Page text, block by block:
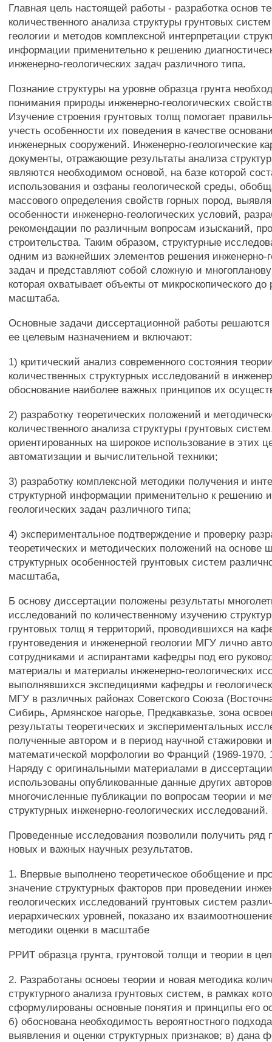
Главная цель настоящей работы - разработка основ
количественного анализа структуры грунтовых
геологии и методов комплексной интерпретации
информации применительно к решению
инженерно-геологических задач различного типа.
Познание структуры на уровне образца грунта
понимания природы инженерно-геологических
Изучение строения грунтовых толщ помогает
учесть особенности их поведения в качестве
инженерных сооружений. Инженерно-геологические
документы, отражающие результаты анализа
являются необходимом основой, на базе которой
использования и озфаны геологической среды,
массового определения свойств горных пород,
особенности инженерно-геологических условий,
рекомендации по различным вопросам изысканий,
строительства. Таким образом, структурные
одним из важнейших элементов решения инженерно-
задач и представляют собой сложную и
которая охватывает объекты от микроскопического до
масштаба.
Основные задачи диссертационной работы решаются
ее целевым назначением и включают:
1) критический анализ современного состояния
количественных структурных исследований в
обоснование наиболее важных принципов их
2) разработку теоретических положений и
количественного анализа структуры грунтовых
ориентированных на широкое использование в этих
автоматизации и вычислительной техники;
3) разработку комплексной методики получения и
структурной информации применительно к решению
геологических задач различного типа;
4) экспериментальное подтверждение и проверку
теоретических и методических положений на основе
структурных особенностей грунтовых систем
масштаба,
Б основу диссертации положены результаты
исследований по количественному изучению
грунтовых толщ я территорий, проводившихся на
грунтоведения и инженерной геологии МГУ лично
сотрудниками и аспирантами кафедры под его
материалы и материалы инженерно-геологических
выполнявшихся экспедициями кафедры и
МГУ в различных районах Советского Союза
Сибирь, Армянское нагорье, Предкавказье, зона
результаты теоретических и экспериментальных
полученные автором и в период научной стажировки
математической морфологии во Франций (1969-1970,
Наряду с оригинальными материалами в
использованы опубликованные данные других
многочисленные публикации по вопросам теории и
структурных инженерно-геологических исследований.
Проведенные исследования позволили получить ряд
новых и важных научных результатов.
1. Впервые выполнено теоретическое обобщение и
значение структурных факторов при проведении
геологических исследований грунтовых систем
иерархических уровней, показано их
методики оценки в масштабе
РРИТ образца грунта, грунтовой толщи и теории в
2. Разработаны осноеы теории и новая методика
структурного анализа грунтовых систем, в рамках
сформулированы основные понятия и принципы его
б) обоснована необходимость вероятностного
выявления и оценки структурных признаков; в) дана